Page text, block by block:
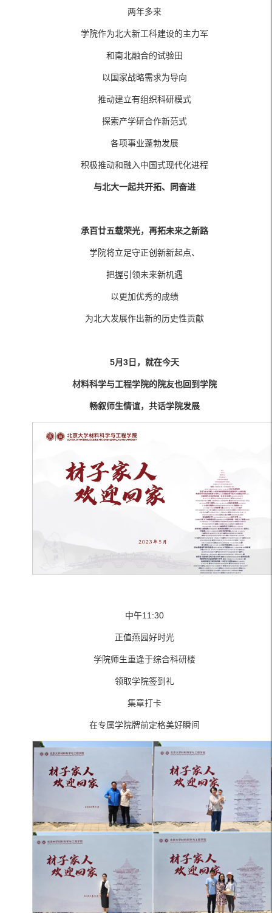
两年多来
学院作为北大新工科建设的主力军
和南北融合的试验田
以国家战略需求为导向
推动建立有组织科研模式
探索产学研合作新范式
各项事业蓬勃发展
积极推动和融入中国式现代化进程
与北大一起共开拓、同奋进
承百廿五载荣光，再拓未来之新路
学院将立足守正创新新起点、
把握引领未来新机遇
以更加优秀的成绩
为北大发展作出新的历史性贡献
5月3日，就在今天
材料科学与工程学院的院友也回到学院
畅叙师生情谊，共话学院发展
中午11:30
正值燕园好时光
学院师生重逢于综合科研楼
领取学院签到礼
集章打卡
在专属学院牌前定格美好瞬间